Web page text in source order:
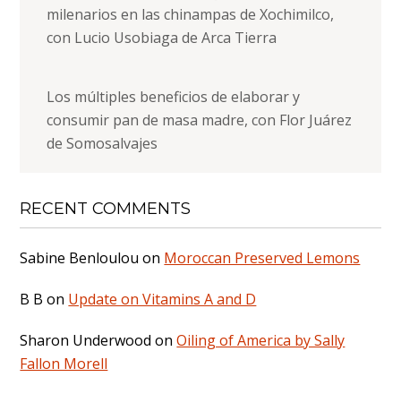
milenarios en las chinampas de Xochimilco,
con Lucio Usobiaga de Arca Tierra
Los múltiples beneficios de elaborar y
consumir pan de masa madre, con Flor Juárez
de Somosalvajes
RECENT COMMENTS
Sabine Benloulou on Moroccan Preserved Lemons
B B on Update on Vitamins A and D
Sharon Underwood onOiling of America by Sally
Fallon Morell